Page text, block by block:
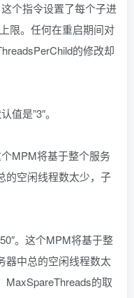
个指令设置了每个子进
限。任何在重启期间对
的修改却
是”3″。
MPM将基于整个服务
的空闲线程数太少，子
。这个MPM将基于整
器中总的空闲线程数太
MaxSpareThreads的取